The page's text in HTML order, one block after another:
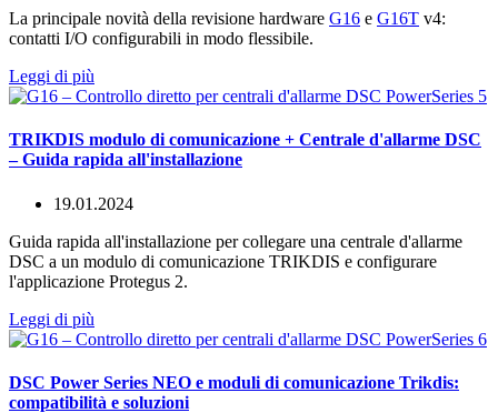
La principale novità della revisione hardware G16 e G16T v4:
contatti I/O configurabili in modo flessibile.
Leggi di più
TRIKDIS modulo di comunicazione + Centrale d'allarme DSC
– Guida rapida all'installazione
19.01.2024
Guida rapida all'installazione per collegare una centrale d'allarme
DSC a un modulo di comunicazione TRIKDIS e configurare
l'applicazione Protegus 2.
Leggi di più
DSC Power Series NEO e moduli di comunicazione Trikdis:
compatibilità e soluzioni